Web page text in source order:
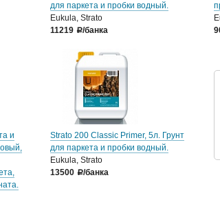
для паркета и пробки водный.
Eukula, Strato
11219
a/банка
и
Strato 200 Classic Primer, 5л. Грунт
для паркета и пробки водный.
Eukula, Strato
13500
a/банка